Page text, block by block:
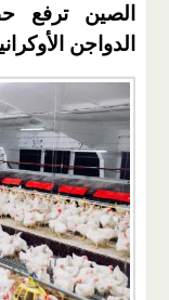
الصين ترفع
الدواجن